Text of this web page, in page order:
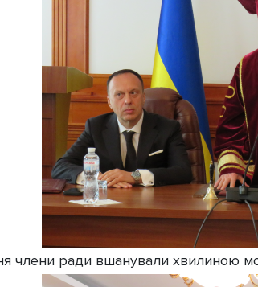
члени ради вшанували хвилиною